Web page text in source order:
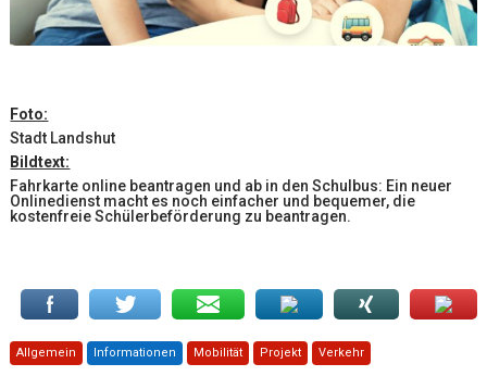
Foto:
Stadt Landshut
Bildtext:
Fahrkarte online beantragen und ab in den Schulbus: Ein neuer
Onlinedienst macht es noch einfacher und bequemer, die
kostenfreie Schülerbeförderung zu beantragen.
Allgemein Informationen Mobilität Projekt Verkehr